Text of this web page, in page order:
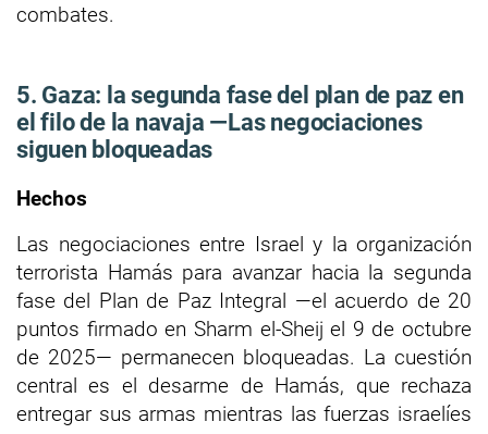
combates.
5. Gaza: la segunda fase del plan de paz en
el filo de la navaja —Las negociaciones
siguen bloqueadas
Hechos
Las negociaciones entre Israel y la organización
terrorista Hamás para avanzar hacia la segunda
fase del Plan de Paz Integral —el acuerdo de 20
puntos firmado en Sharm el-Sheij el 9 de octubre
de 2025— permanecen bloqueadas. La cuestión
central es el desarme de Hamás, que rechaza
entregar sus armas mientras las fuerzas israelíes